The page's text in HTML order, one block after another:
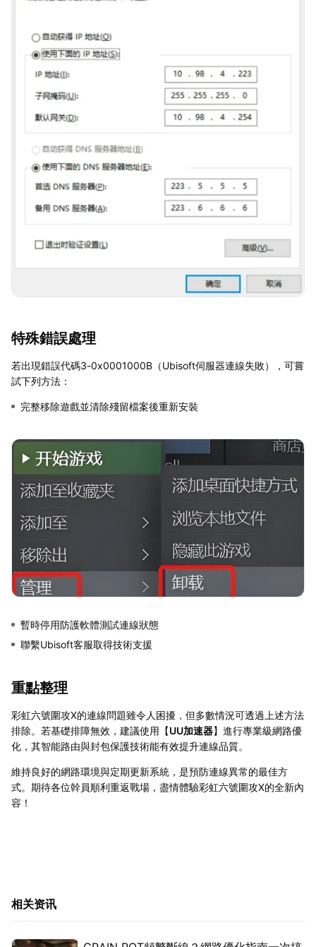
特殊錯誤處理
若出現錯誤代碼3-0x0001000B（Ubisoft伺服器連線失敗），可嘗
試下列方法：
完整移除遊戲並清除殘留檔案後重新安裝
暫時停用防護軟體測試連線狀態
聯繫Ubisoft客服取得技術支援
重點整理
彩虹六號圍攻X的連線問題雖令人困擾，但多數情況可透過上述方法
排除。若基礎排障無效，建議使用【UU加速器】進行專業級網路優
化，其智能路由與封包保護技術能有效提升連線品質。
維持良好的網路環境與定期更新系統，是預防連線異常的最佳方
式。期待各位幹員順利重返戰場，盡情體驗彩虹六號圍攻X的全新內
容！
相关资讯